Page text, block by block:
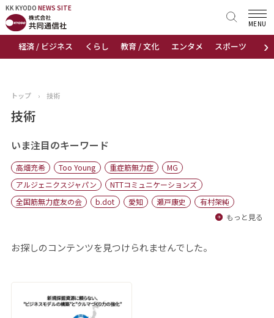
KK KYODO NEWS SITE
›
経済 / ビジネス くらし 教育 / 文化 エンタメ スポーツ 地域
MENU
KK KYODONEWS SITE
トップページ
ニュース
おすすめコンテンツ
出版物
会社概要
トップ › 技術
技術
いま注目のキーワード
高畑充希 Too Young 重症筋無力症
MG
アルジェニクスジャパン
NTTコミュニケーションズ
全国筋無力症友の会
b.dot 愛知 瀬戸康史
有村架純
もっと見る
お探しのコンテンツを見つけられませんでした。